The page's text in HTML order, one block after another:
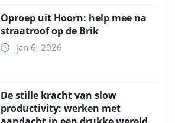
Oproep uit Hoorn: help mee na
straatroof op de Brik
jan 6, 2026
De stille kracht van slow
productivity: werken met